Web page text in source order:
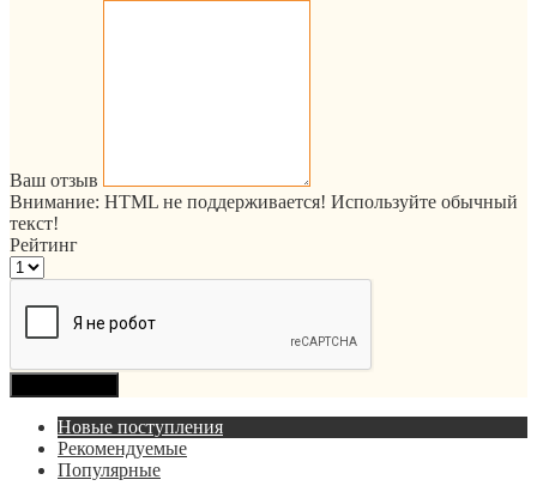
Ваш отзыв
Внимание: HTML не поддерживается! Используйте обычный
текст!
Рейтинг
Новые поступления
Рекомендуемые
Популярные